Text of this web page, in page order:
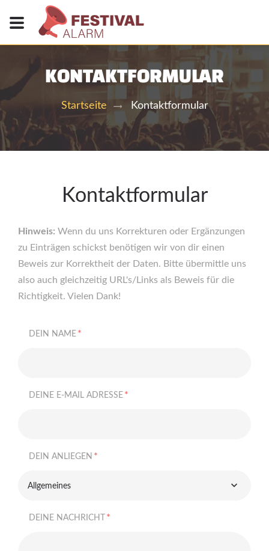
KONTAKTFORMULAR
Startseite Kontaktformular
Kontaktformular
Hinweis: Wenn du uns Korrekturen oder Ergänzungen
zu Einträgen schickst benötigen wir von dir einen
Beweis zur Korrektheit der Daten. Bitte übermittle uns
also auch gleichzeitig URL's/Links als Beweis für die
Richtigkeit. Vielen Dank!
DEIN NAME *
DEINE E-MAIL ADRESSE *
DEIN ANLIEGEN *
Allgemeines
DEINE NACHRICHT *